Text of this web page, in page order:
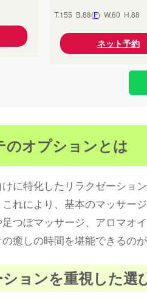
T.155 B.88(F) W.60 H.88
ネット予約
のオプションとは
に特化したリラクゼーショ
れにより、基本のマッサー
つぼマッサージ、アロマオ
癒しの時間を堪能できるの
ョンを重視した選